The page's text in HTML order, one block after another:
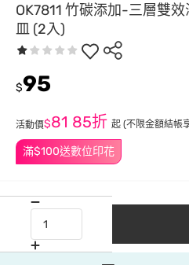
OK7811 竹碳添加-三層雙
皿 (2入)
滿$100送數位印花
$95
活動價$81 85折 起 (不限金額結帳